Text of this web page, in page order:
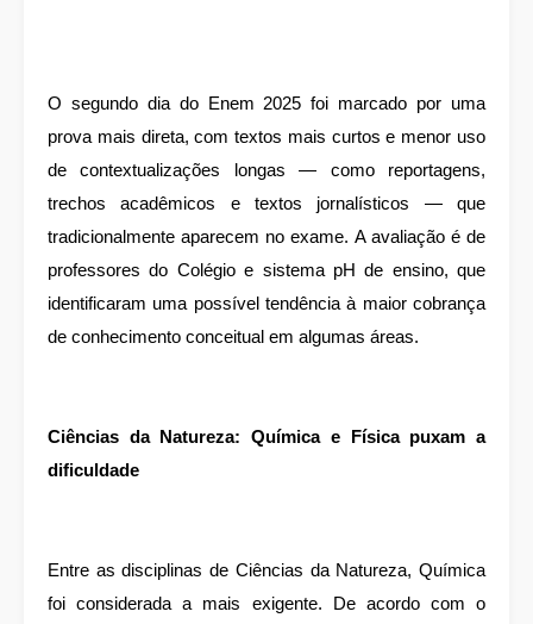
O segundo dia do Enem 2025 foi marcado por uma
prova mais direta, com textos mais curtos e menor uso
de contextualizações longas — como reportagens,
trechos acadêmicos e textos jornalísticos — que
tradicionalmente aparecem no exame. A avaliação é de
professores do Colégio e sistema pH de ensino, que
identificaram uma possível tendência à maior cobrança
de conhecimento conceitual em algumas áreas.
Ciências da Natureza: Química e Física puxam a
dificuldade
Entre as disciplinas de Ciências da Natureza, Química
foi considerada a mais exigente. De acordo com o